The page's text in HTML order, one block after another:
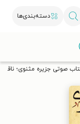
دسته‌بندی‌ها
صوتی جزیره مثنوی؛ ناقه